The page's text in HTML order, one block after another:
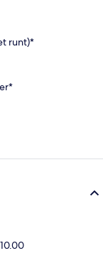
runt)*